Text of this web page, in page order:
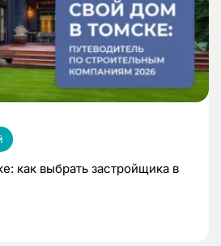
как выбрать застройщика в